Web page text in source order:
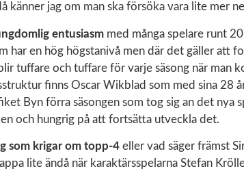
känner jag om man ska försöka vara lite mer
entusiasm med många spelare runt
har en hög högstanivå men där det gäller att
tuffare och tuffare för varje säsong när man
finns Oscar Wikblad som med sina 28
Byn förra säsongen som tog sig an det nya
och hungrig på att fortsätta utveckla det.
som krigar om topp-4 eller vad säger främst
lite ändå när karaktärsspelarna Stefan